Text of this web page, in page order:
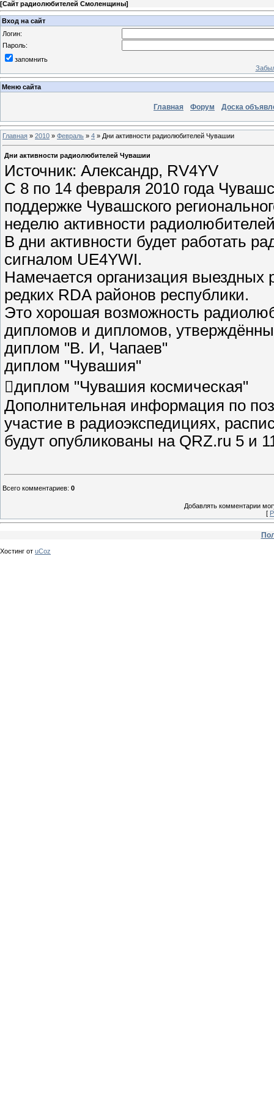
[Сайт радиолюбителей Смоленщины]
Вход на сайт
Логин:
Пароль:
запомнить
Меню сайта
Главная Форум Доска
Главная » 2010 » Февраль » 4 » Дни активности радиолюбителей Чувашии
Дни активности радиолюбителей Чувашии
Источник: Александр, RV4YV
С 8 по 14 февраля 2010 года
поддержке Чувашского
неделю активности
В дни активности будет работать
сигналом UE4YWI.
Намечается организация выездных
редких RDA районов республики.
Это хорошая возможность
дипломов и дипломов,
диплом "В. И, Чапаев"
диплом "Чувашия"
диплом "Чувашия космическая"
Дополнительная информация по
участие в радиоэкспедициях,
будут опубликованы на QRZ.ru 5 и
Всего комментариев: 0
Добавлять комментарии
[
Хостинг от uCoz